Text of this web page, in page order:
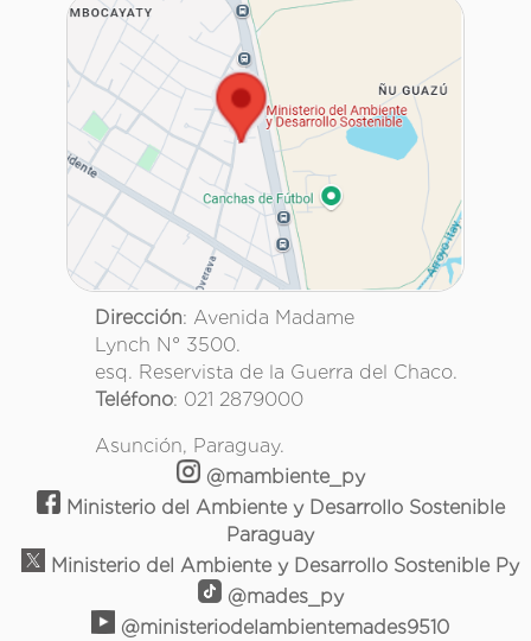
Dirección: Avenida Madame
Lynch N° 3500.
esq. Reservista de la Guerra del Chaco.
Teléfono: 021 2879000
Asunción, Paraguay.
@mambiente_py
Ministerio del Ambiente y Desarrollo Sostenible
Paraguay
Ministerio del Ambiente y Desarrollo Sostenible Py
@mades_py
@ministeriodelambientemades9510